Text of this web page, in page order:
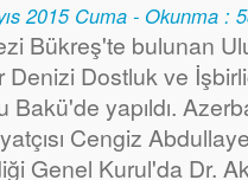
2015 Cuma - Okunma :
Bükreş'te bulunan
Denizi Dostluk ve
Bakü'de yapıldı.
Cengiz
Genel Kurul'da Dr.